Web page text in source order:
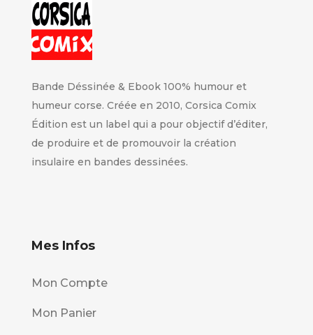
Bande Déssinée & Ebook 100% humour et
humeur corse. Créée en 2010, Corsica Comix
Édition est un label qui a pour objectif d’éditer,
de produire et de promouvoir la création
insulaire en bandes dessinées.
Mes Infos
Mon Compte
Mon Panier